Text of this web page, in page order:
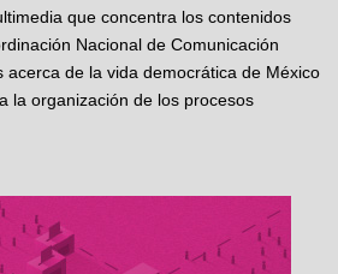
que concentra los contenidos
Nacional de Comunicación
acerca de la vida democrática de México
la organización de los procesos